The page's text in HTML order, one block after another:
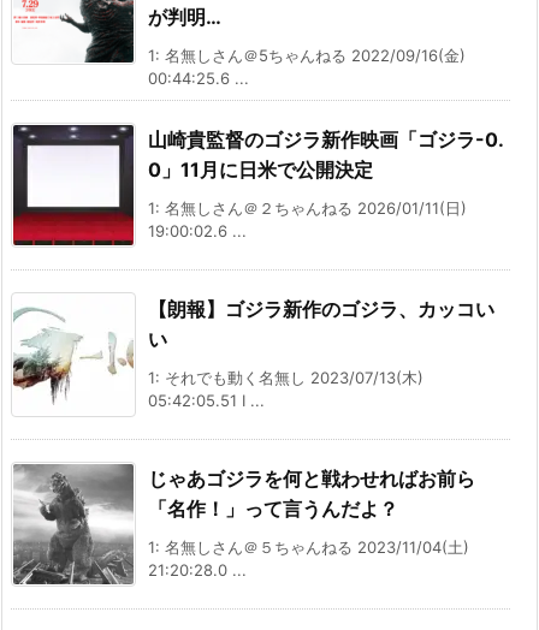
が判明…
1: 名無しさん＠5ちゃんねる 2022/09/16(金)
00:44:25.6 ...
山崎貴監督のゴジラ新作映画「ゴジラ-0.
0」11月に日米で公開決定
1: 名無しさん＠２ちゃんねる 2026/01/11(日)
19:00:02.6 ...
【朗報】ゴジラ新作のゴジラ、カッコい
い
1: それでも動く名無し 2023/07/13(木)
05:42:05.51 I ...
じゃあゴジラを何と戦わせればお前ら
「名作！」って言うんだよ？
1: 名無しさん＠５ちゃんねる 2023/11/04(土)
21:20:28.0 ...